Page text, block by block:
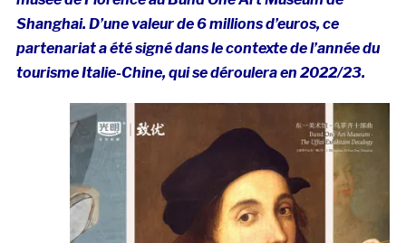
Shanghai. D’une valeur de 6 millions d’euros, ce
partenariat a été signé dans le contexte de l’année du
tourisme Italie-Chine, qui se déroulera en 2022/23.